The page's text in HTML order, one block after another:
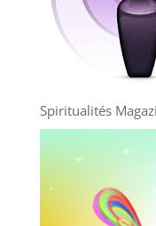
Spiritualités